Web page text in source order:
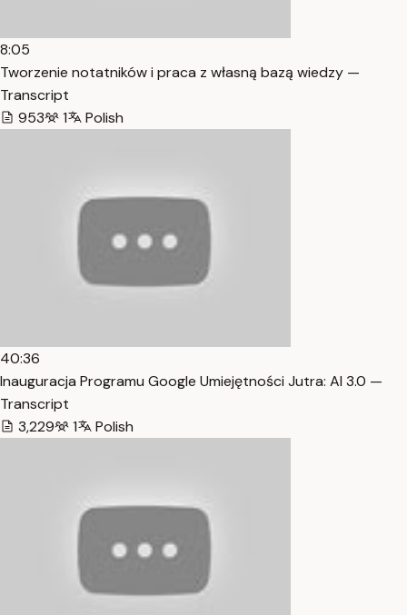
8:05
Tworzenie notatników i praca z własną bazą wiedzy —
Transcript
953
1 Polish
40:36
Inauguracja Programu Google Umiejętności Jutra: AI 3.0 —
Transcript
3,229
1 Polish